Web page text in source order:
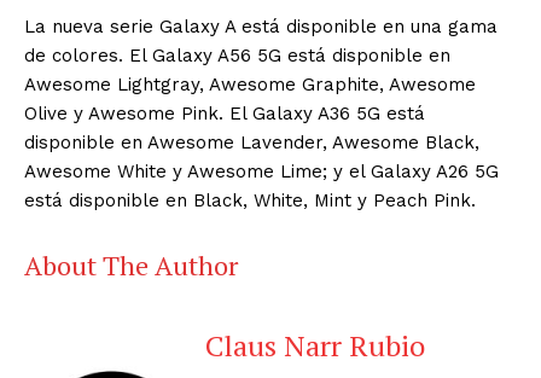
La nueva serie Galaxy A está disponible en una gama
de colores. El Galaxy A56 5G está disponible en
Awesome Lightgray, Awesome Graphite, Awesome
Olive y Awesome Pink. El Galaxy A36 5G está
disponible en Awesome Lavender, Awesome Black,
Awesome White y Awesome Lime; y el Galaxy A26 5G
está disponible en Black, White, Mint y Peach Pink.
About The Author
Claus Narr Rubio